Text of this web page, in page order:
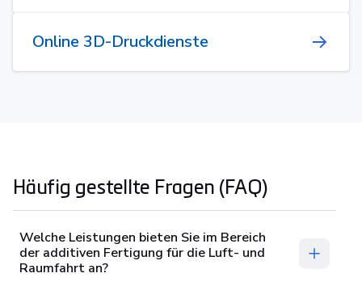
Online 3D-Druckdienste
Häufig gestellte Fragen (FAQ)
Welche Leistungen bieten Sie im Bereich
der additiven Fertigung für die Luft- und
Raumfahrt an?